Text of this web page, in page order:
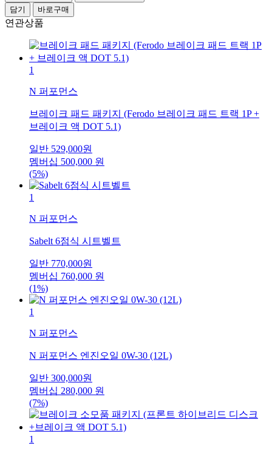
담기
바로구매
연관상품
1
N 퍼포먼스
브레이크 패드 패키지 (Ferodo 브레이크 패드 트랙 1P +
브레이크 액 DOT 5.1)
일반 529,000원
멤버십 500,000 원
(5%)
1
N 퍼포먼스
Sabelt 6점식 시트벨트
일반 770,000원
멤버십 760,000 원
(1%)
1
N 퍼포먼스
N 퍼포먼스 엔진오일 0W-30 (12L)
일반 300,000원
멤버십 280,000 원
(7%)
1